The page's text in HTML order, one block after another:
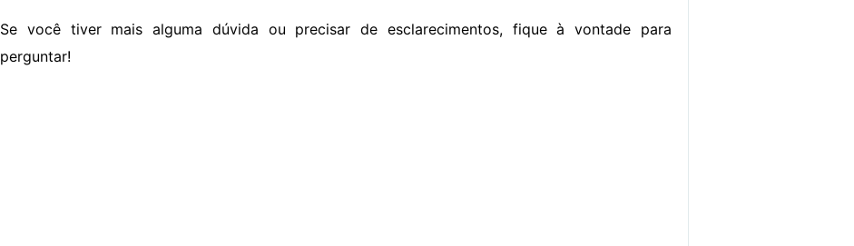
Se você tiver mais alguma dúvida ou precisar de esclarecimentos, fique à vontade para
perguntar!